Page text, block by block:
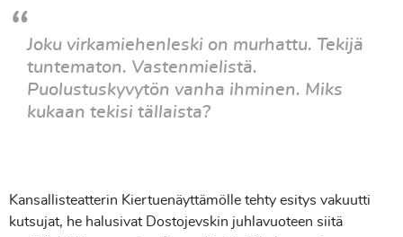
Joku virkamiehenleski on murhattu. Tekijä
tuntematon. Vastenmielistä.
Puolustuskyvytön vanha ihminen. Miks
kukaan tekisi tällaista?
Kansallisteatterin Kiertuenäyttämölle tehty esitys vakuutti
kutsujat, he halusivat Dostojevskin juhlavuoteen siitä